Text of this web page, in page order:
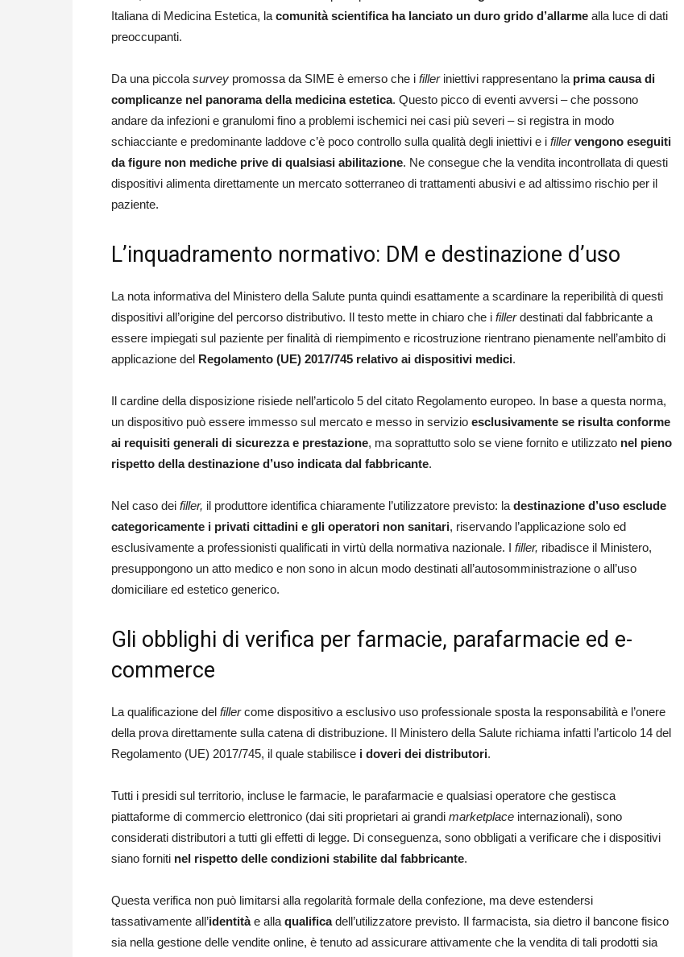
Italiana di Medicina Estetica, la comunità scientifica ha lanciato un duro grido d’allarme alla luce di dati
preoccupanti.
Da una piccola survey promossa da SIME è emerso che i filleriniettivi rappresentano la prima causa di
complicanze nel panorama della medicina estetica. Questo picco di eventi avversi – che possono
andare da infezioni e granulomi fino a problemi ischemici nei casi più severi – si registra in modo
schiacciante e predominante laddove c’è poco controllo sulla qualità degli iniettivi e i filler vengono eseguiti
da figure non mediche prive di qualsiasi abilitazione. Ne consegue che la vendita incontrollata di questi
dispositivi alimenta direttamente un mercato sotterraneo di trattamenti abusivi e ad altissimo rischio per il
paziente.
L’inquadramento normativo: DM e destinazione d’uso
La nota informativa del Ministero della Salute punta quindi esattamente a scardinare la reperibilità di questi
dispositivi all’origine del percorso distributivo. Il testo mette in chiaro che i fillerdestinati dal fabbricante a
essere impiegati sul paziente per finalità di riempimento e ricostruzione rientrano pienamente nell’ambito di
applicazione del Regolamento (UE) 2017/745 relativo ai dispositivi medici.
Il cardine della disposizione risiede nell’articolo 5 del citato Regolamento europeo. In base a questa norma,
un dispositivo può essere immesso sul mercato e messo in servizio esclusivamente se risulta conforme
ai requisiti generali di sicurezza e prestazione, ma soprattutto solo se viene fornito e utilizzato nel pieno
rispetto della destinazione d’uso indicata dal fabbricante.
Nel caso dei filler, il produttore identifica chiaramente l’utilizzatore previsto: la destinazione d’uso esclude
categoricamente i privati cittadini e gli operatori non sanitari, riservando l’applicazione solo ed
esclusivamente a professionisti qualificati in virtù della normativa nazionale. I filler, ribadisce il Ministero,
presuppongono un atto medico e non sono in alcun modo destinati all’autosomministrazione o all’uso
domiciliare ed estetico generico.
Gli obblighi di verifica per farmacie, parafarmacie ed e-
commerce
La qualificazione del fillercome dispositivo a esclusivo uso professionale sposta la responsabilità e l’onere
della prova direttamente sulla catena di distribuzione. Il Ministero della Salute richiama infatti l’articolo 14 del
Regolamento (UE) 2017/745, il quale stabilisce i doveri dei distributori.
Tutti i presidi sul territorio, incluse le farmacie, le parafarmacie e qualsiasi operatore che gestisca
piattaforme di commercio elettronico (dai siti proprietari ai grandi marketplace internazionali), sono
considerati distributori a tutti gli effetti di legge. Di conseguenza, sono obbligati a verificare che i dispositivi
siano forniti nel rispetto delle condizioni stabilite dal fabbricante.
Questa verifica non può limitarsi alla regolarità formale della confezione, ma deve estendersi
tassativamente all’identitàe alla qualificadell’utilizzatore previsto. Il farmacista, sia dietro il bancone fisico
sia nella gestione delle vendite online, è tenuto ad assicurare attivamente che la vendita di tali prodotti sia